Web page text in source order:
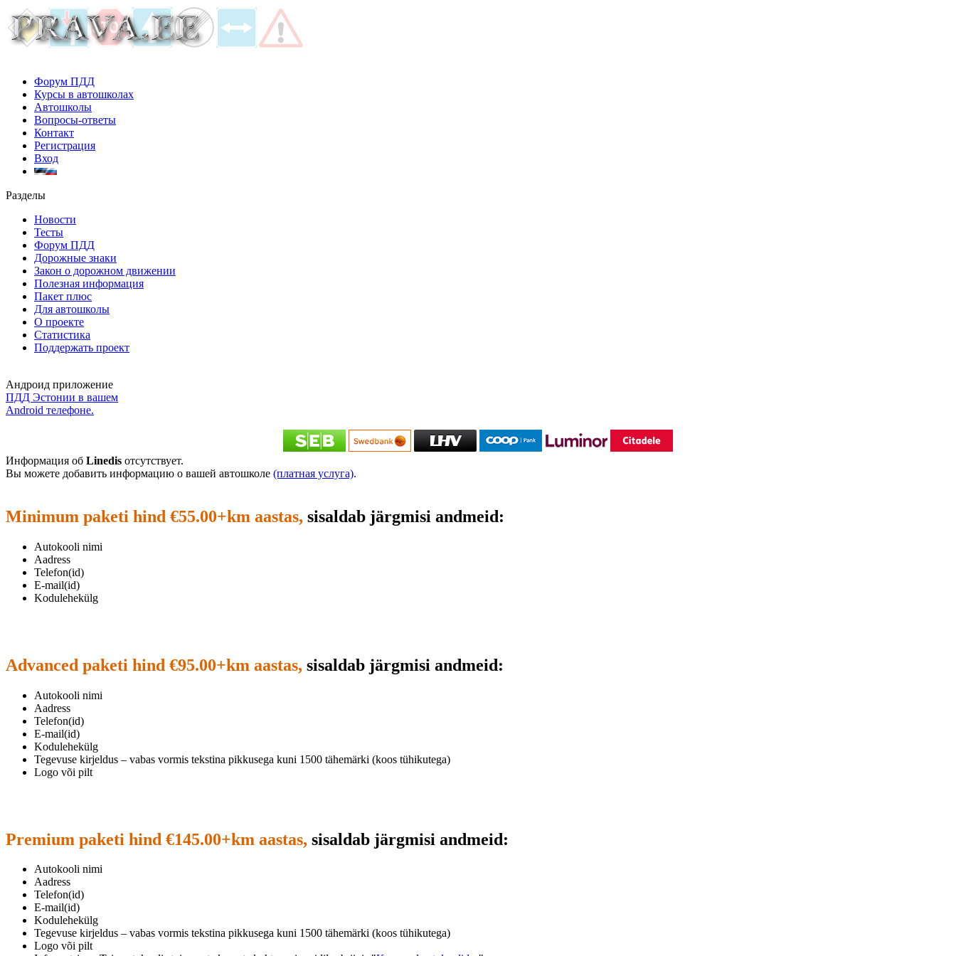
Форум ПДД
Курсы в автошколах
Автошколы
Вопросы-ответы
Контакт
Регистрация
Вход
Разделы
Новости
Тесты
Форум ПДД
Дорожные знаки
Закон о дорожном движении
Полезная информация
Пакет плюс
Для автошколы
О проекте
Статистика
Поддержать проект
Андроид приложение
ПДД Эстонии в вашем
Android телефоне.
Информация об Linedis отсутствует.
Вы можете добавить информацию о вашей автошколе (платная услуга).
Minimum paketi hind €55.00+km aastas, sisaldab järgmisi andmeid:
Autokooli nimi
Aadress
Telefon(id)
E-mail(id)
Kodulehekülg
Advanced paketi hind €95.00+km aastas, sisaldab järgmisi andmeid:
Autokooli nimi
Aadress
Telefon(id)
E-mail(id)
Kodulehekülg
Tegevuse kirjeldus – vabas vormis tekstina pikkusega kuni 1500 tähemärki (koos tühikutega)
Logo või pilt
Premium paketi hind €145.00+km aastas, sisaldab järgmisi andmeid:
Autokooli nimi
Aadress
Telefon(id)
E-mail(id)
Kodulehekülg
Tegevuse kirjeldus – vabas vormis tekstina pikkusega kuni 1500 tähemärki (koos tühikutega)
Logo või pilt